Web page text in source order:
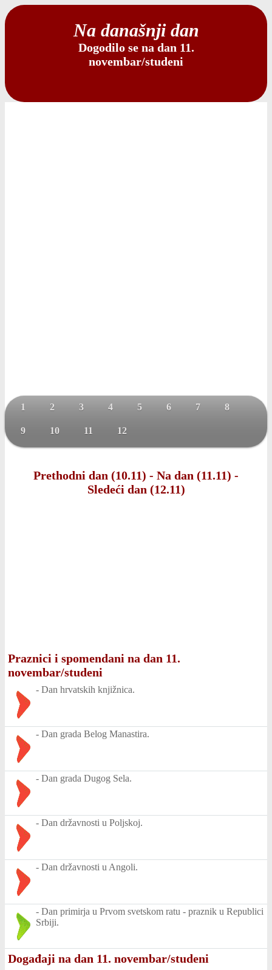
Na današnji dan
Dogodilo se na dan 11.
novembar/studeni
1 2 3 4 5 6 7 8
9 10 11 12
Prethodni dan (10.11) - Na dan (11.11) -
Sledeći dan (12.11)
Praznici i spomendani na dan 11.
novembar/studeni
- Dan hrvatskih knjižnica.
- Dan grada Belog Manastira.
- Dan grada Dugog Sela.
- Dan državnosti u Poljskoj.
- Dan državnosti u Angoli.
- Dan primirja u Prvom svetskom ratu - praznik u Republici
Srbiji.
Događaji na dan 11. novembar/studeni